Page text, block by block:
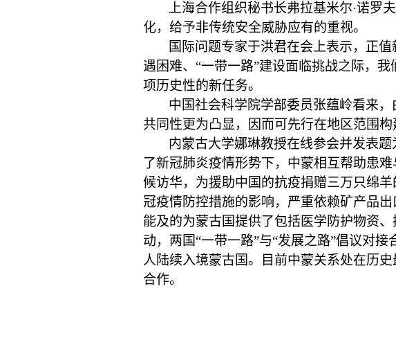
上海合作组织秘书长弗拉基米尔·诺
化，给予非传统安全威胁应有的重视。
国际问题专家于洪君在会上表示，正
遇困难、“一带一路”建设面临挑战之际，
项历史性的新任务。
中国社会科学院学部委员张蕴岭看来
共同性更为凸显，因而可先行在地区范围构
内蒙古大学娜琳教授在线参会并发表题
了新冠肺炎疫情形势下，中蒙相互帮助患
候访华，为援助中国的抗疫捐赠三万只绵
冠疫情防控措施的影响，严重依赖矿产品
能及的为蒙古国提供了包括医学防护物资
动，两国“一带一路”与“发展之路”倡议对
人陆续入境蒙古国。目前中蒙关系处在历
合作。